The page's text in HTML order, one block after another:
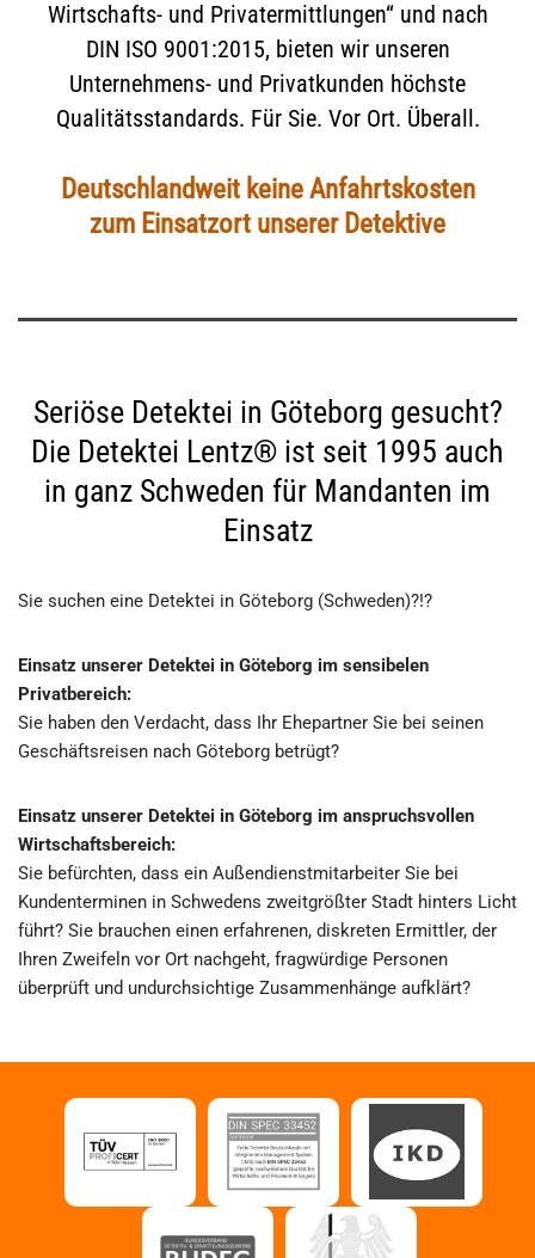
Wirtschafts- und Privatermittlungen“ und nach
DIN ISO 9001:2015, bieten wir unseren
Unternehmens- und Privatkunden höchste
Qualitätsstandards. Für Sie. Vor Ort. Überall.
Deutschlandweit keine Anfahrtskosten
zum Einsatzort unserer Detektive
Seriöse Detektei in Göteborg gesucht?
Die Detektei Lentz® ist seit 1995 auch
in ganz Schweden für Mandanten im
Einsatz
Sie suchen eine Detektei in Göteborg (Schweden)?!?
Einsatz unserer Detektei in Göteborg im sensibelen
Privatbereich:
Sie haben den Verdacht, dass Ihr Ehepartner Sie bei seinen
Geschäftsreisen nach Göteborg betrügt?
Einsatz unserer Detektei in Göteborg im anspruchsvollen
Wirtschaftsbereich:
Sie befürchten, dass ein Außendienstmitarbeiter Sie bei
Kundenterminen in Schwedens zweitgrößter Stadt hinters Licht
führt? Sie brauchen einen erfahrenen, diskreten Ermittler, der
Ihren Zweifeln vor Ort nachgeht, fragwürdige Personen
überprüft und undurchsichtige Zusammenhänge aufklärt?